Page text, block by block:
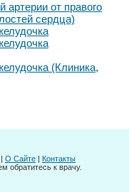
артерии от правого
сердца)
(Клиника,
| О Сайте | Контакты
обратитесь к врачу.